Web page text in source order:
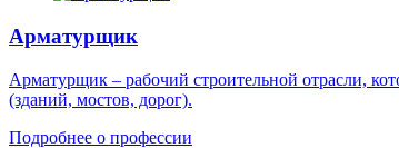
Арматурщик
Арматурщик – рабочий строительной отрасли,
(зданий, мостов, дорог).
Подробнее о профессии